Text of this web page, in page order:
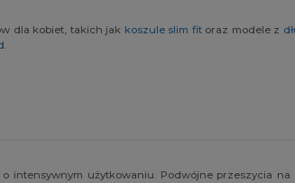
dla kobiet, takich jak koszule slim fitoraz modele z
.
intensywnym użytkowaniu. Podwójne przeszycia